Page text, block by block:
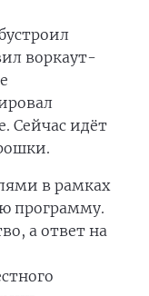
воркаут-
Сейчас идёт
в рамках
программу.
а ответ на